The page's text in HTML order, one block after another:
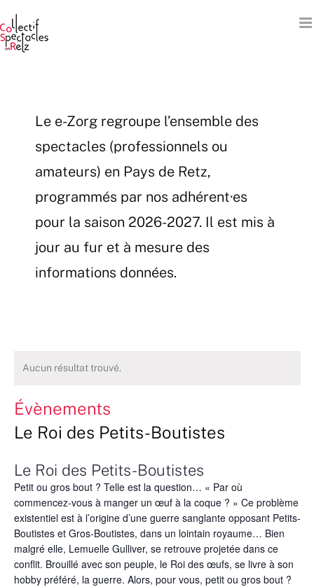
au
contenu
Le e-Zorg regroupe l’ensemble des
spectacles (professionnels ou
amateurs) en Pays de Retz,
programmés par nos adhérent·es
pour la saison 2026-2027. Il est mis à
jour au fur et à mesure des
informations données.
Aucun résultat trouvé.
Évènements
Le Roi des Petits-Boutistes
Le Roi des Petits-Boutistes
Petit ou gros bout ? Telle est la question… « Par où
commencez-vous à manger un œuf à la coque ? » Ce problème
existentiel est à l’origine d’une guerre sanglante opposant Petits-
Boutistes et Gros-Boutistes, dans un lointain royaume… Bien
malgré elle, Lemuelle Gulliver, se retrouve projetée dans ce
conflit. Brouillé avec son peuple, le Roi des œufs, se livre à son
hobby préféré, la guerre. Alors, pour vous, petit ou gros bout ?